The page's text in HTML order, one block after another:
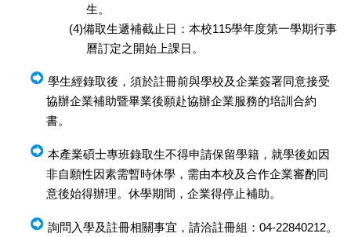
生。
(4)備取生遞補截止日：本校115學年度第一學期行事
曆訂定之開始上課日。
學生經錄取後，須於註冊前與學校及企業簽署同意接受
協辦企業補助暨畢業後願赴協辦企業服務的培訓合約
書。
本產業碩士專班錄取生不得申請保留學籍，就學後如因
非自願性因素需暫時休學，需由本校及合作企業審酌同
意後始得辦理。休學期間，企業得停止補助。
詢問入學及註冊相關事宜，請洽註冊組：04-22840212。